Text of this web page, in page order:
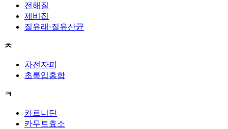
전해질
제비집
질유래·질유산균
ㅊ
차전자피
초록입홍합
ㅋ
카르니틴
카무트효소